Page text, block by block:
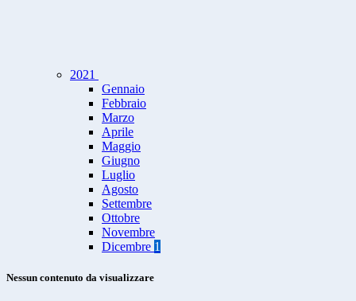
2021
Gennaio
Febbraio
Marzo
Aprile
Maggio
Giugno
Luglio
Agosto
Settembre
Ottobre
Novembre
Dicembre 1
Nessun contenuto da visualizzare